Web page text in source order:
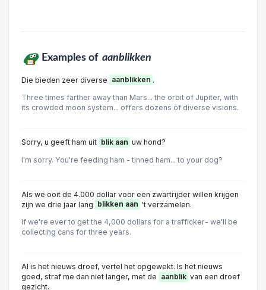
Examples of aanblikken
Die bieden zeer diverse aanblikken .
Three times farther away than Mars... the orbit of Jupiter, with
its crowded moon system... offers dozens of diverse visions.
Sorry, u geeft ham uit blik aan uw hond?
I'm sorry. You're feeding ham - tinned ham... to your dog?
Als we ooit de 4.000 dollar voor een zwartrijder willen krijgen
zijn we drie jaar lang
blikken aan 't verzamelen.
If we're ever to get the 4,000 dollars for a trafficker- we'll be
collecting cans for three years.
Al is het nieuws droef, vertel het opgewekt. Is het nieuws
goed, straf me dan niet langer, met de aanblik van een droef
gezicht.